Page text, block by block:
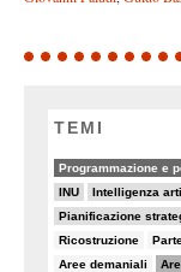
TEMI
Programmazione e
64/82
18/82
8/82
22/82
INU
22/82 Intelligenza
11/82
13/82
8/82
Pianificazione
11/82
11/82
6/82
Ricostruzione
6/82
7/82
5/82
Aree demaniali
5/82
37/82
6/82